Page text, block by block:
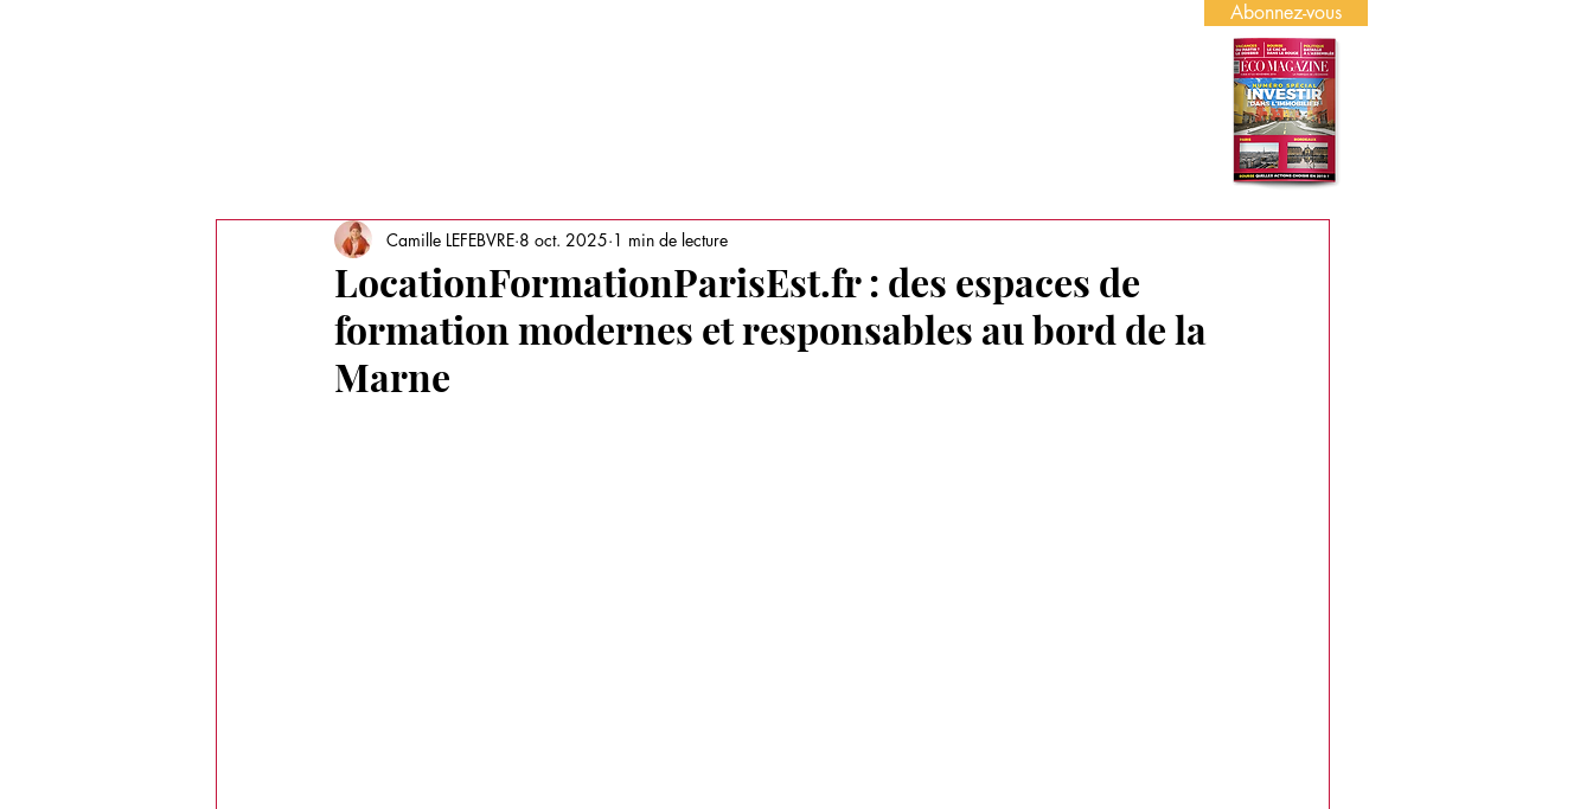
Abonnez-vous
LocationFormationParisEst.fr : des espaces de
formation modernes et responsables au bord de la
Marne
Camille LEFEBVRE 8 oct. 2025 1 min de lecture